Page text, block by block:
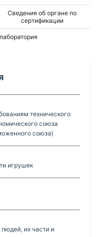
Сведения об органе по
сертификации
технического
союза
союза)
игрушек
их части и